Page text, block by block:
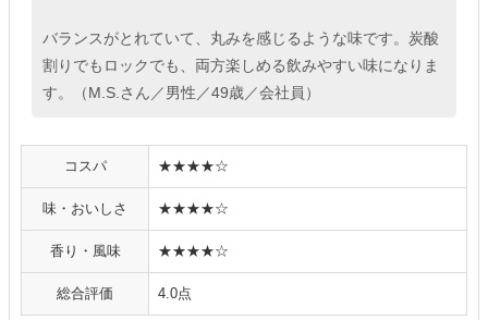
バランスがとれていて、丸みを感じるような味です。炭酸
割りでもロックでも、両方楽しめる飲みやすい味になりま
す。（M.S.さん／男性／49歳／会社員）
コスパ ★★★★☆
味・おいしさ ★★★★☆
香り・風味 ★★★★☆
総合評価 4.0点